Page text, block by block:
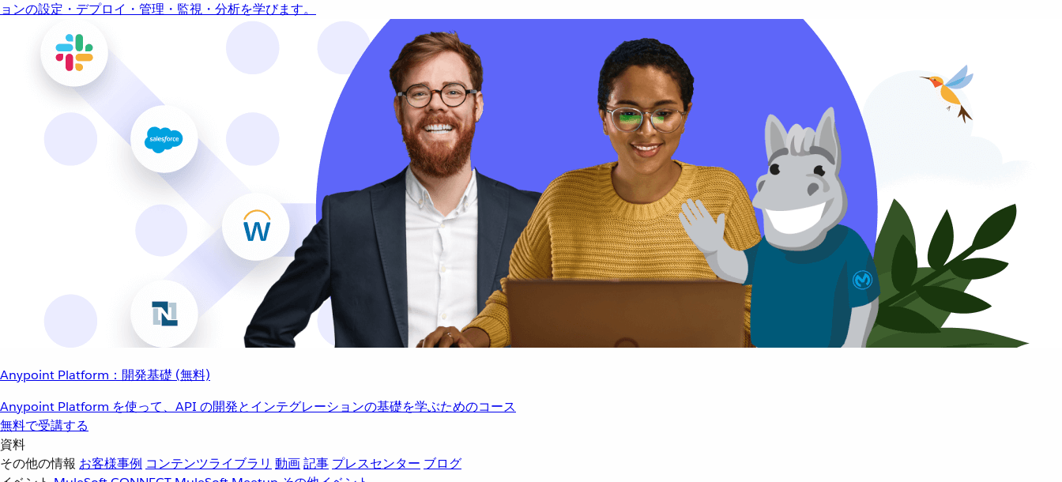
ョンの設定・デプロイ・管理・監視・分析を学びます。
Anypoint Platform：開発基礎 (無料)
Anypoint Platform を使って、API の開発とインテグレーションの基礎を学ぶためのコース
無料で受講する
資料
その他の情報 お客様事例 コンテンツライブラリ 動画記事 プレスセンター ブログ